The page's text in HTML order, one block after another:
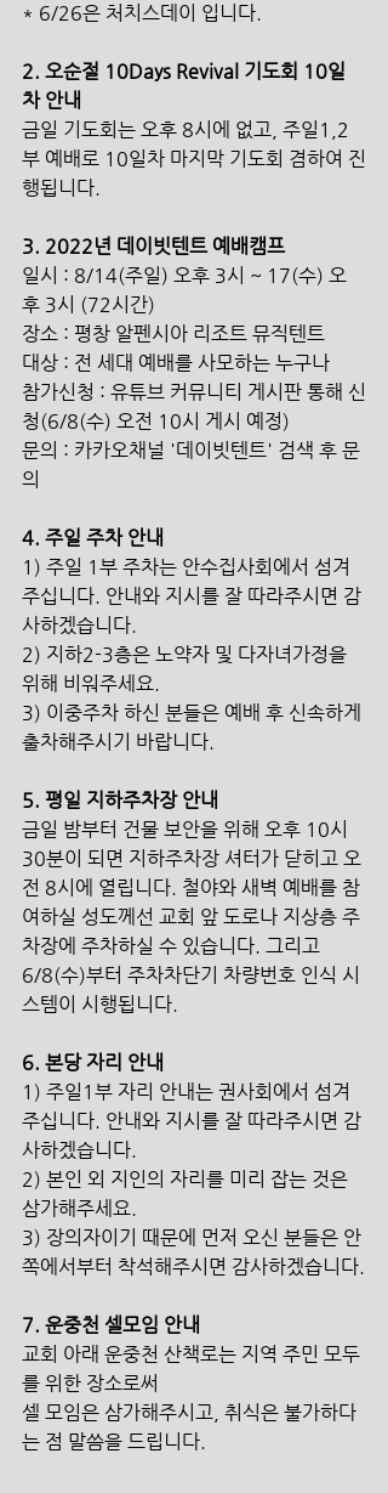
* 6/26은 처치스데이 입니다.
2. 오순절 10Days Revival 기도회 10일
차 안내
금일 기도회는 오후 8시에 없고, 주일1,2
부 예배로 10일차 마지막 기도회 겸하여 진
행됩니다.
3. 2022년 데이빗텐트 예배캠프
일시 : 8/14(주일) 오후 3시 ~ 17(수) 오
후 3시 (72시간)
장소 : 평창 알펜시아 리조트 뮤직텐트
대상 : 전 세대 예배를 사모하는 누구나
참가신청 : 유튜브 커뮤니티 게시판 통해 신
청(6/8(수) 오전 10시 게시 예정)
문의 : 카카오채널 '데이빗텐트' 검색 후 문
의
4. 주일 주차 안내
1) 주일 1부 주차는 안수집사회에서 섬겨
주십니다. 안내와 지시를 잘 따라주시면 감
사하겠습니다.
2) 지하2-3층은 노약자 및 다자녀가정을
위해 비워주세요.
3) 이중주차 하신 분들은 예배 후 신속하게
출차해주시기 바랍니다.
5. 평일 지하주차장 안내
금일 밤부터 건물 보안을 위해 오후 10시
30분이 되면 지하주차장 셔터가 닫히고 오
전 8시에 열립니다. 철야와 새벽 예배를 참
여하실 성도께선 교회 앞 도로나 지상층 주
차장에 주차하실 수 있습니다. 그리고
6/8(수)부터 주차차단기 차량번호 인식 시
스템이 시행됩니다.
6. 본당 자리 안내
1) 주일1부 자리 안내는 권사회에서 섬겨
주십니다. 안내와 지시를 잘 따라주시면 감
사하겠습니다.
2) 본인 외 지인의 자리를 미리 잡는 것은
삼가해주세요.
3) 장의자이기 때문에 먼저 오신 분들은 안
쪽에서부터 착석해주시면 감사하겠습니다.
7. 운중천 셀모임 안내
교회 아래 운중천 산책로는 지역 주민 모두
를 위한 장소로써
셀 모임은 삼가해주시고, 취식은 불가하다
는 점 말씀을 드립니다.